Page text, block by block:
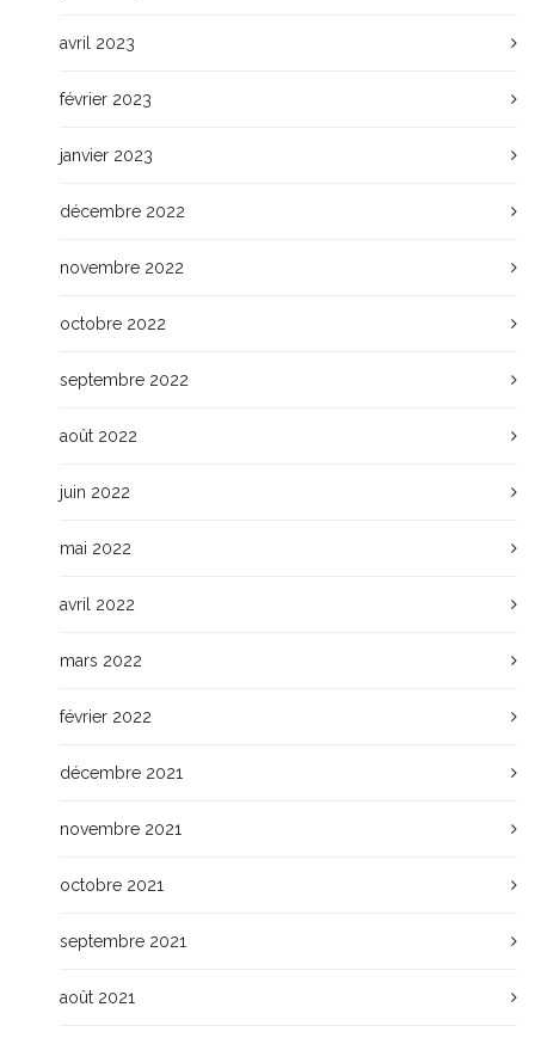
avril 2023
février 2023
janvier 2023
décembre 2022
novembre 2022
octobre 2022
septembre 2022
août 2022
juin 2022
mai 2022
avril 2022
mars 2022
février 2022
décembre 2021
novembre 2021
octobre 2021
septembre 2021
août 2021